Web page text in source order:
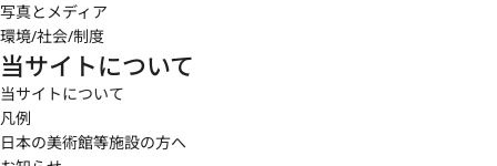
写真とメディア
環境/社会/制度
当サイトについて
当サイトについて
凡例
日本の美術館等施設の方へ